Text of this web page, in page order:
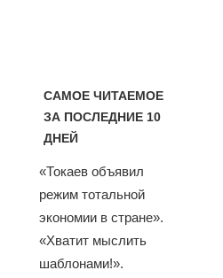
САМОЕ ЧИТАЕМОЕ
ЗА ПОСЛЕДНИЕ 10
ДНЕЙ
«Токаев объявил
режим тотальной
экономии в стране».
«Хватит мыслить
шаблонами!».